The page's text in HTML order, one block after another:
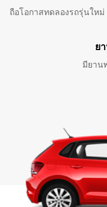
ถือโอกาสทดลองรถรุ่นใหม่
ย
มียาน